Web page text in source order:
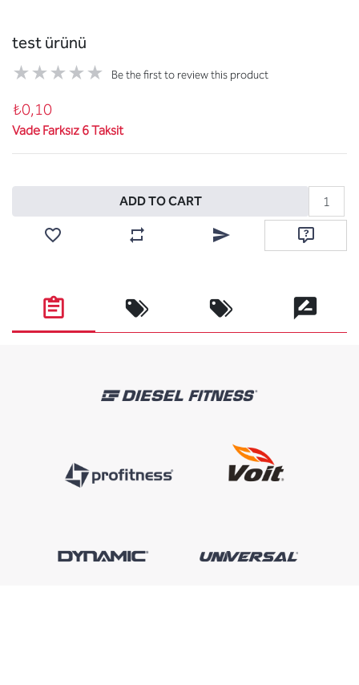
test ürünü
Be the first to review this product
₺0,10
Vade Farksız 6 Taksit
ADD TO CART
Add to wishlist Add to compare listEmail a friend Ask